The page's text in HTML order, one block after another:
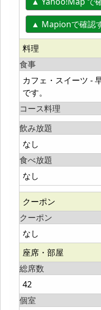
▲ Mapionで確
料理
食事
カフェ・スイーツ -
です。
コース料理
飲み放題
なし
食べ放題
なし
クーポン
クーポン
なし
座席・部屋
総席数
42
個室